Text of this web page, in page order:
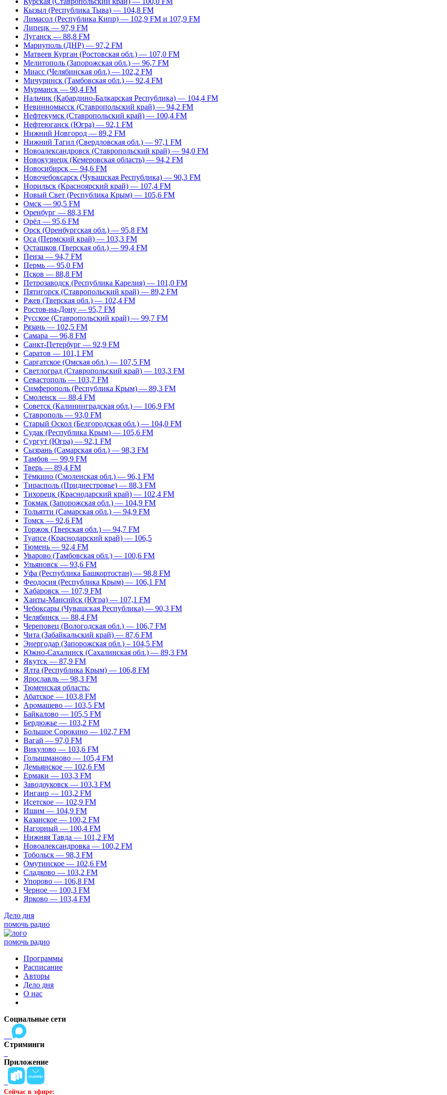
Кызыл (Республика Тыва) — 104,8 FM
Лимасол (Республика Кипр) — 102,9 FM и 107,9 FM
Липецк — 97,9 FM
Луганск — 88,8 FM
Мариуполь (ДНР) — 97,2 FM
Матвеев Курган (Ростовская обл.) — 107,0 FM
Мелитополь (Запорожская обл.) — 96,7 FM
Миасс (Челябинская обл.) — 102,2 FM
Мичуринск (Тамбовская обл.) — 92,4 FM
Мурманск — 90,4 FM
Нальчик (Кабардино-Балкарская Республика) — 104,4 FM
Невинномысск (Ставропольский край) — 94,2 FM
Нефтекумск (Ставропольский край) — 100,4 FM
Нефтеюганск (Югра) — 92,1 FM
Нижний Новгород — 89,2 FM
Нижний Тагил (Свердловская обл.) — 97,1 FM
Новоалександровск (Ставропольский край) — 94,0 FM
Новокузнецк (Кемеровская область) — 94,2 FM
Новосибирск — 94,6 FM
Новочебоксарск (Чувашская Республика) — 90,3 FM
Норильск (Красноярский край) — 107,4 FM
Новый Свет (Республика Крым) — 105,6 FM
Омск — 90,5 FM
Оренбург — 88,3 FM
Орёл — 95,6 FM
Орск (Оренбургская обл.) — 95,8 FM
Оса (Пермский край) — 103,3 FM
Осташков (Тверская обл.) — 99,4 FM
Пенза — 94,7 FM
Пермь — 95,0 FM
Псков — 88,8 FM
Петрозаводск (Республика Карелия) — 101,0 FM
Пятигорск (Ставропольский край) — 89,2 FM
Ржев (Тверская обл.) — 102,4 FM
Ростов-на-Дону — 95,7 FM
Русское (Ставропольский край) — 99,7 FM
Рязань — 102,5 FM
Самара — 96,8 FM
Санкт-Петербург — 92,9 FM
Саратов — 101,1 FM
Саргатское (Омская обл.) — 107,5 FM
Светлоград (Ставропольский край) — 103,3 FM
Севастополь — 103,7 FM
Симферополь (Республика Крым) — 89,3 FM
Смоленск — 88,4 FM
Советск (Калининградская обл.) — 106,9 FM
Ставрополь — 93,0 FM
Старый Оскол (Белгородская обл.) — 104,0 FM
Судак (Республика Крым) — 105,6 FM
Сургут (Югра) — 92,1 FM
Сызрань (Самарская обл.) — 98,3 FM
Тамбов — 99,9 FM
Тверь — 89,4 FM
Тёмкино (Смоленская обл.) — 96,1 FM
Тирасполь (Приднестровье) — 88,3 FM
Тихорецк (Краснодарский край) — 102,4 FM
Токмак (Запорожская обл.) — 104,9 FM
Тольятти (Самарская обл.) — 94,9 FM
Томск — 92,6 FM
Торжок (Тверская обл.) — 94,7 FM
Туапсе (Краснодарский край) — 106,5
Тюмень — 92,4 FM
Уварово (Тамбовская обл.) — 100,6 FM
Ульяновск — 93,6 FM
Уфа (Республика Башкортостан) — 98,8 FM
Феодосия (Республика Крым) — 106,1 FM
Хабаровск — 107,9 FM
Ханты-Мансийск (Югра) — 107,1 FM
Чебоксары (Чувашская Республика) — 90,3 FM
Челябинск — 88,4 FM
Череповец (Вологодская обл.) — 106,7 FM
Чита (Забайкальский край) — 87,6 FM
Энергодар (Запорожская обл.) – 104,5 FM
Южно-Сахалинск (Сахалинская обл.) — 89,3 FM
Якутск — 87,9 FM
Ялта (Республика Крым) — 106,8 FM
Ярославль — 98,3 FM
Тюменская область:
Абатское — 103,8 FM
Аромашево — 103,5 FM
Байкалово — 105,5 FM
Бердюжье — 103,2 FM
Большое Сорокино — 102,7 FM
Вагай — 97,0 FM
Викулово — 103,6 FM
Голышманово — 105,4 FM
Демьянское — 102,6 FM
Ермаки — 103,3 FM
Заводоуковск — 103,3 FM
Ингаир — 103,2 FM
Исетское — 102,9 FM
Ишим — 104,9 FM
Казанское — 100,2 FM
Нагорный — 100,4 FM
Нижняя Тавда — 101,2 FM
Новоалександровка — 100,2 FM
Тобольск — 98,3 FM
Омутинское — 102,6 FM
Сладково — 103,2 FM
Упорово — 106,8 FM
Черное — 100,3 FM
Ярково — 103,4 FM
Дело дня
помочь радио
помочь радио
Программы
Расписание
Авторы
Дело дня
О нас
Социальные сети
Стриминги
Приложение
Сейчас в эфире: